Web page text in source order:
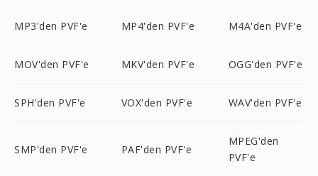
MP3'den PVF'e MP4'den PVF'e M4A'den PVF'e
MOV'den PVF'e MKV'den PVF'e OGG'den PVF'e
SPH'den PVF'e VOX'den PVF'e WAV'den PVF'e
SMP'den PVF'e PAF'den PVF'e
MPEG'den
PVF'e